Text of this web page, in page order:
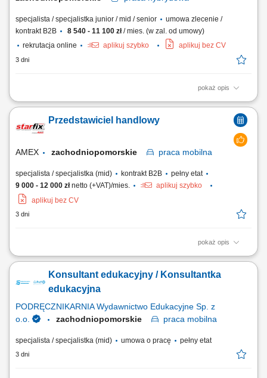
specjalista / specjalistka junior / mid / senior
umowa zlecenie /
kontrakt B2B
8 540 - 11 100 zł/ mies. (w zal. od umowy)
rekrutacja online
aplikuj szybko aplikuj bez CV
3 dni
pokaż opis
Czym zajmuje się Konsultant Oświatowy / Konsultantka Oświatowa?
szkolnej/akademickiej na spotkaniach w placówkach oświatowych
umówionych przez The Point. Umawianiem i przeprowadzaniem
Przedstawiciel handlowy
AMEX zachodniopomorskie praca mobilna
specjalista / specjalistka (mid) kontrakt B2B
pełny etat
9 000 - 12 000 złnetto (+VAT)/mies.
aplikuj szybko
aplikuj bez CV
3 dni
pokaż opis
Budowa i obsługa rynku na podległym terenie. Branża budowlana -
Konsultant edukacyjny / Konsultantka
edukacyjna
PODRĘCZNIKARNIA Wydawnictwo Edukacyjne Sp. z
o.o.
zachodniopomorskie praca mobilna
specjalista / specjalistka (mid) umowa o pracę pełny etat
3 dni